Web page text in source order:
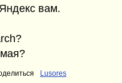
вам.
Lusores